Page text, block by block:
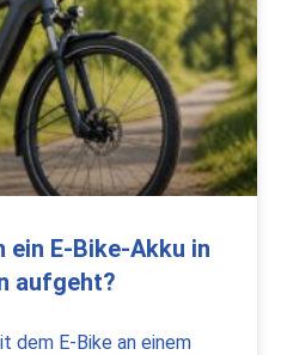
E-Bike-Akku in
aufgeht?
dem E-Bike an einem